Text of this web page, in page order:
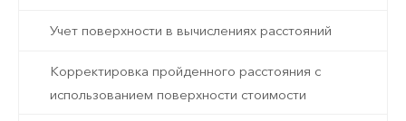
Учет поверхности в вычислениях расстояний
Корректировка пройденного расстояния с
использованием поверхности стоимости